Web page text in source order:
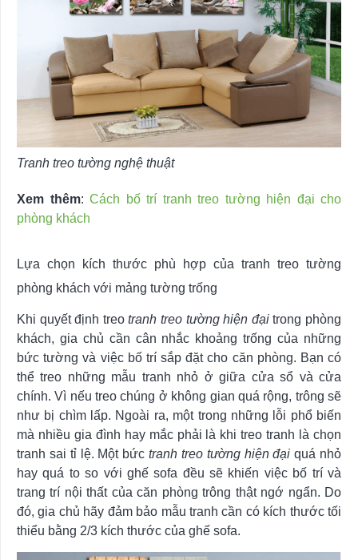
Tranh treo tường nghệ thuật
Xem thêm: Cách bố trí tranh treo tường hiện đại cho
phòng khách
Lựa chọn kích thước phù hợp của tranh treo tường
phòng khách với mảng tường trống
Khi quyết định treotranh treo tường hiện đạitrong phòng
khách, gia chủ cần cân nhắc khoảng trống của những
bức tường và việc bố trí sắp đặt cho căn phòng. Bạn có
thể treo những mẫu tranh nhỏ ở giữa cửa sổ và cửa
chính. Vì nếu treo chúng ở không gian quá rộng, trông sẽ
như bị chìm lấp. Ngoài ra, một trong những lỗi phổ biến
mà nhiều gia đình hay mắc phải là khi treo tranh là chọn
tranh sai tỉ lệ. Một bức tranh treo tường hiện đại quá nhỏ
hay quá to so với ghế sofa đều sẽ khiến việc bố trí và
trang trí nội thất của căn phòng trông thật ngớ ngẩn. Do
đó, gia chủ hãy đảm bảo mẫu tranh cần có kích thước tối
thiểu bằng 2/3 kích thước của ghế sofa.